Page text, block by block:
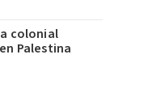
colonial
Palestina